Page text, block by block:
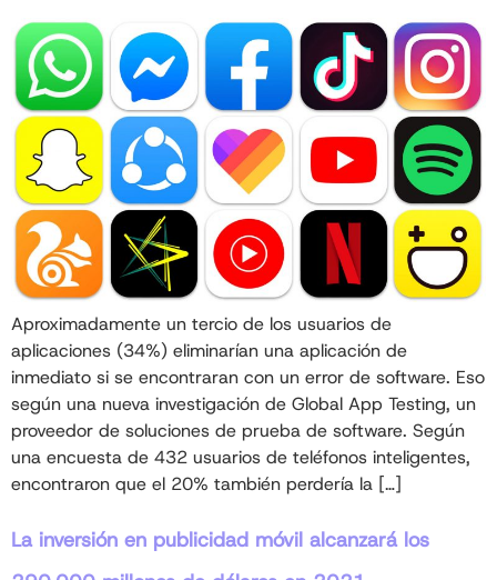
Aproximadamente un tercio de los usuarios de
aplicaciones (34%) eliminarían una aplicación de
inmediato si se encontraran con un error de software. Eso
según una nueva investigación de Global App Testing, un
proveedor de soluciones de prueba de software. Según
una encuesta de 432 usuarios de teléfonos inteligentes,
encontraron que el 20% también perdería la […]
La inversión en publicidad móvil alcanzará los